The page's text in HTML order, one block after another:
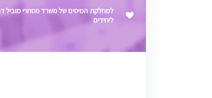
ליחידים